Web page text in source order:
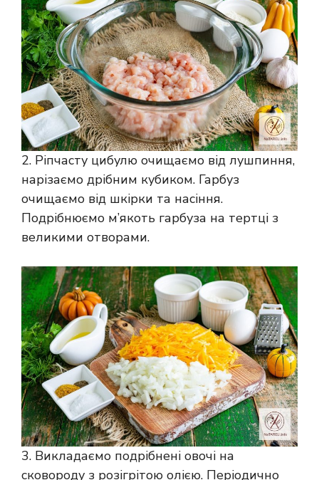
2. Ріпчасту цибулю очищаємо від лушпиння,
нарізаємо дрібним кубиком. Гарбуз
очищаємо від шкірки та насіння.
Подрібнюємо м’якоть гарбуза на тертці з
великими отворами.
3. Викладаємо подрібнені овочі на
сковороду з розігрітою олією. Періодично